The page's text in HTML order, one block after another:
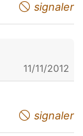
signaler
11/11/2012
signaler